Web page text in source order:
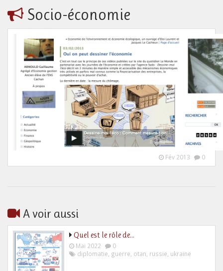
Socio-économie
Fév 2013 0
A voir aussi
Quel est le rôle de…
Mai 2022
0
diplomatie guerre otan russie ukraine